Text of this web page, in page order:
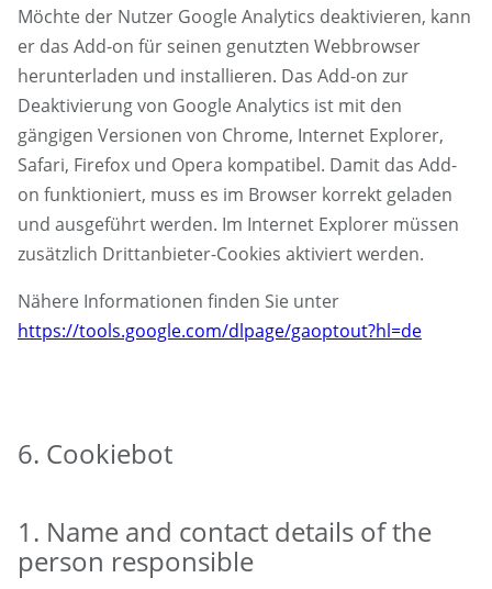
Möchte der Nutzer Google Analytics deaktivieren, kann
er das Add-on für seinen genutzten Webbrowser
herunterladen und installieren. Das Add-on zur
Deaktivierung von Google Analytics ist mit den
gängigen Versionen von Chrome, Internet Explorer,
Safari, Firefox und Opera kompatibel. Damit das Add-
on funktioniert, muss es im Browser korrekt geladen
und ausgeführt werden. Im Internet Explorer müssen
zusätzlich Drittanbieter-Cookies aktiviert werden.
Nähere Informationen finden Sie unter
https://tools.google.com/dlpage/gaoptout?hl=de
6. Cookiebot
1. Name and contact details of the
person responsible